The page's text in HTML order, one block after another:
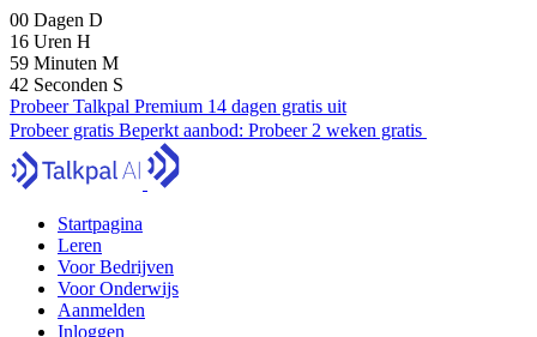
00 Dagen D
16 Uren H
59 Minuten M
40 Seconden S
Probeer Talkpal Premium 14 dagen gratis uit
Probeer gratis Beperkt aanbod: Probeer 2 weken gratis
Startpagina
Leren
Voor Bedrijven
Voor Onderwijs
Aanmelden
Inloggen